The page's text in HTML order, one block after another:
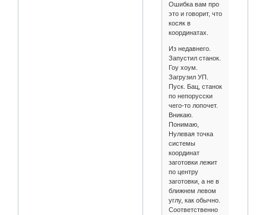
Ошибка вам про
это и говорит, что
косяк в
координатах.
Из недавнего.
Запустил станок.
Гоу хоум.
Загрузил УП.
Пуск. Бац, станок
по непорусски
чего-то лопочет.
Вникаю.
Понимаю,
Нулевая точка
системы
координат
заготовки лежит
по центру
заготовки, а не в
ближнем левом
углу, как обычно.
Соответственно